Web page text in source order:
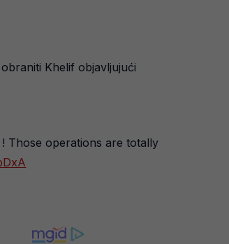
Khelif objavljujući
Those operations are totally